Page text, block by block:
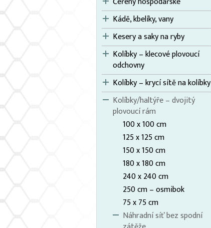
Kádě, kbelíky, vany
Kesery a saky na ryby
Kolíbky – klecové plovoucí
odchovny
Kolíbky – krycí sítě na kolíbky
Kolíbky/haltýře – dvojitý
plovoucí rám
100 x 100 cm
125 x 125 cm
150 x 150 cm
180 x 180 cm
240 x 240 cm
250 cm – osmibok
75 x 75 cm
Náhradní síť bez spodní